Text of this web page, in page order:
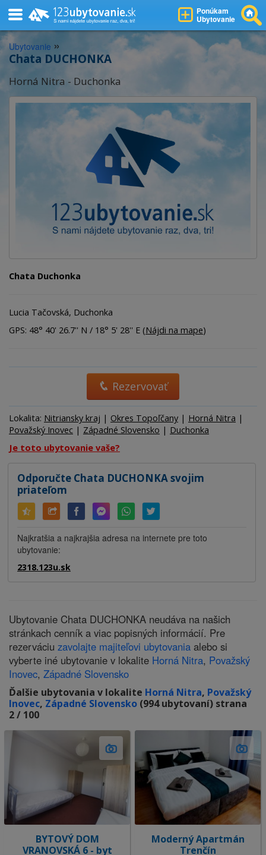
Ponúkam
Ubytovanie
Ubytovanie »
Chata DUCHONKA
Horná Nitra - Duchonka
Chata Duchonka
Lucia Tačovská, Duchonka
GPS: 48° 40' 26.7'' N / 18° 5' 28'' E (Nájdi na mape)
Rezervovať
Lokalita: Nitriansky kraj | Okres Topoľčany | Horná Nitra |
Považský Inovec | Západné Slovensko | Duchonka
Je toto ubytovanie vaše?
Odporučte Chata DUCHONKA svojim
priateľom
Najkratšia a najkrajšia adresa na internete pre toto
ubytovanie:
2318.123u.sk
Ubytovanie Chata DUCHONKA neudáva na našich
stránkach cenník a viac popisných informácií. Pre
rezerváciu zavolajte majiteľovi ubytovania alebo si
vyberte iné ubytovanie v lokalite Horná Nitra, Považský
Inovec, Západné Slovensko
Ďalšie ubytovania v lokalite Horná Nitra, Považský
Inovec, Západné Slovensko (994 ubytovaní) strana
2 / 100
BYTOVÝ DOM
VRANOVSKÁ 6 - byt
Moderný Apartmán
Trenčín